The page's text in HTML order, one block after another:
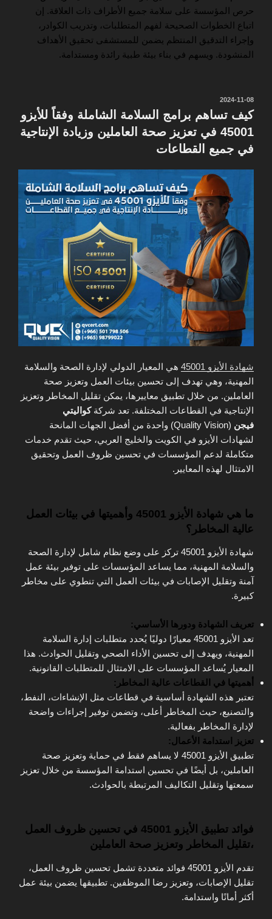
حرص المؤسسة على سلامة جميع الأطراف ذات العلاقة. إن
اتباع الخطوات الصحيحة لفهم المتطلبات، وتدريب الكوادر،
وإجراء التدقيق المنتظم يضمن للمستشفى تحقيق الأهداف
المنشودة. ويسهم في بناء بيئة طبية رائدة ومستدامة.
نُشر
في
2024-11-08
كيف تساهم برامج السلامة الشاملة وفقاً للأيزو
45001 في تعزيز صحة العاملين وزيادة الإنتاجية
في جميع القطاعات
شهادة الأيزو 45001
هي المعيار الدولي لإدارة الصحة والسلامة
المهنية، وهي تهدف إلى تحسين بيئات العمل وتعزيز صحة
العاملين. من خلال تطبيق معاييرها، يمكن تقليل المخاطر وتعزيز
الإنتاجية في القطاعات المختلفة. تعد شركةكواليتي
فيجن
(Quality Vision) واحدة من أفضل الجهات المانحة
لشهادات الأيزو في الكويت والخليج العربي، حيث تقدم خدمات
متكاملة لدعم المؤسسات في تحسين ظروف العمل وتحقيق
الامتثال لهذه المعايير.
ما هي شهادة الأيزو 45001 وأهميتها في بيئات العمل
عالية المخاطر؟
شهادة الأيزو 45001 تركز على وضع نظام شامل لإدارة الصحة
والسلامة المهنية، مما يساعد المؤسسات على توفير بيئة عمل
آمنة وتقليل الإصابات في بيئات العمل التي تنطوي على مخاطر
كبيرة.
تعريف الشهادة ودورها الأساسي:
تعد الأيزو 45001 معيارًا دوليًا يُحدد متطلبات إدارة السلامة
المهنية، ويهدف إلى تحسين الأداء الصحي وتقليل الحوادث. هذا
المعيار يُساعد المؤسسات على الامتثال للمتطلبات القانونية.
أهميتها في القطاعات عالية المخاطر:
تعتبر هذه الشهادة أساسية في قطاعات مثل الإنشاءات، النفط،
والتصنيع، حيث المخاطر أعلى، وتضمن توفير إجراءات واضحة
لإدارة المخاطر بفعالية.
تعزيز استدامة الأعمال:
تطبيق الأيزو 45001 لا يساهم فقط في حماية وتعزيز صحة
العاملين، بل أيضًا في تحسين استدامة المؤسسة من خلال تعزيز
سمعتها وتقليل التكاليف المرتبطة بالحوادث.
فوائد تطبيق الأيزو 45001 في تحسين ظروف العمل
،تقليل المخاطر وتعزيز صحة العاملين
تقدم الأيزو 45001 فوائد متعددة تشمل تحسين ظروف العمل،
تقليل الإصابات، وتعزيز رضا الموظفين. تطبيقها يضمن بيئة عمل
أكثر أمانًا واستدامة.